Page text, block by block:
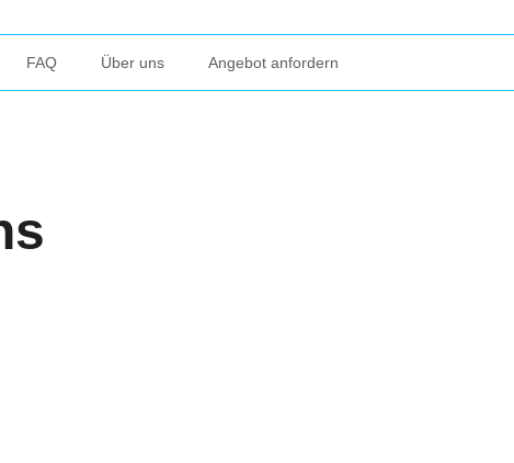
FAQ Über uns Angebot anfordern